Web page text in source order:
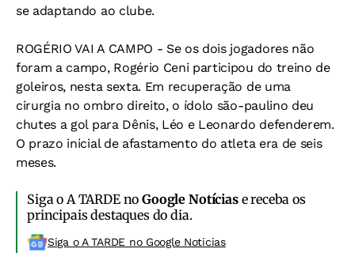
se adaptando ao clube.
ROGÉRIO VAI A CAMPO - Se os dois jogadores não
foram a campo, Rogério Ceni participou do treino de
goleiros, nesta sexta. Em recuperação de uma
cirurgia no ombro direito, o ídolo são-paulino deu
chutes a gol para Dênis, Léo e Leonardo defenderem.
O prazo inicial de afastamento do atleta era de seis
meses.
Siga o A TARDE noGoogle Notíciase receba os
principais destaques do dia.
Siga o A TARDE no Google Noticias